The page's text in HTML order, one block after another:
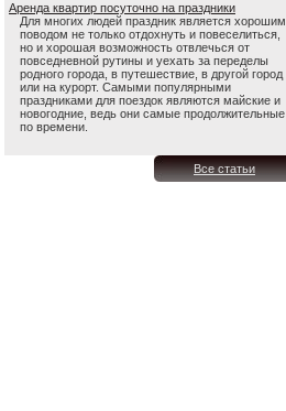
Аренда квартир посуточно на праздники
Для многих людей праздник является хорошим
поводом не только отдохнуть и повеселиться,
но и хорошая возможность отвлечься от
повседневной рутины и уехать за переделы
родного города, в путешествие, в другой город
или на курорт. Самыми популярными
праздниками для поездок являются майские и
новогодние, ведь они самые продолжительные
по времени.
Все статьи